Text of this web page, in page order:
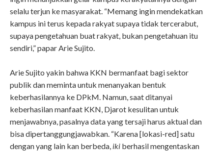
selalu terjun ke masyarakat. “Memang ingin mendekatkan
kampus ini terus kepada rakyat supaya tidak tercerabut,
supaya pengetahuan buat rakyat, bukan pengetahuan itu
sendiri,” papar Arie Sujito.
Arie Sujito yakin bahwa KKN bermanfaat bagi sektor
publik dan meminta untuk menanyakan bentuk
keberhasilannya ke DPkM. Namun, saat ditanyai
keberhasilan manfaat KKN, Djarot kesulitan untuk
menjawabnya, pasalnya data yang tersaji harus aktual dan
bisa dipertanggungjawabkan. “Karena [lokasi-red] satu
dengan yang lain kan berbeda, iki berhasil mengentaskan